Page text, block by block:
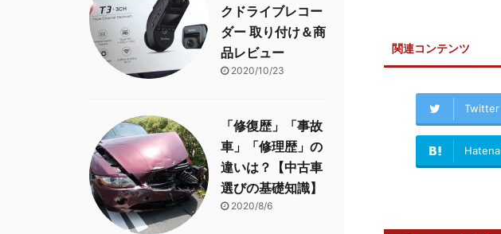
関連コンテンツ
Twitter
Hatena
クドライブレコー
ダー 取り付け＆商
品レビュー
2020/10/23
「修復歴」「事故
車」「修理歴」の
違いは？【中古車
選びの基礎知識】
2020/8/6